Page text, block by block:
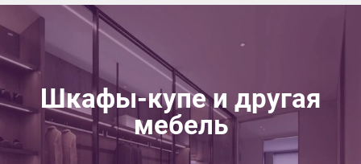
Шкафы-купе и другая
мебель